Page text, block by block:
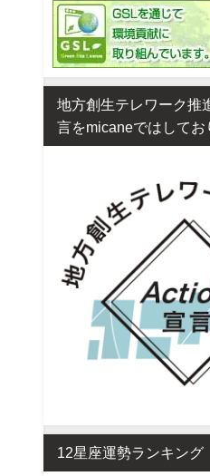
地方創生テレワーク推
言をmicaneではしてお
12星座運勢ランキング